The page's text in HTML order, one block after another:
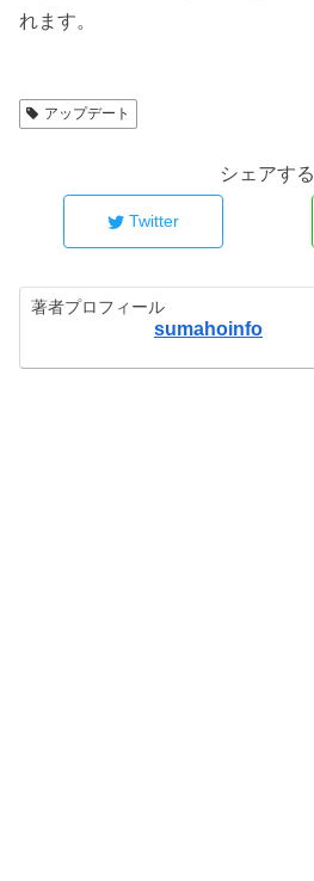
れます。
アップデート
シェアする
Twitter
著者プロフィール
sumahoinfo